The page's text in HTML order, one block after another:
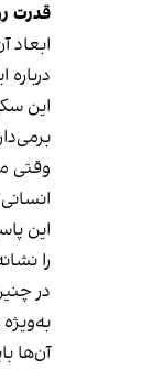
قدرت
ابعاد
این
وقتی
این
را
در
آن‌ها